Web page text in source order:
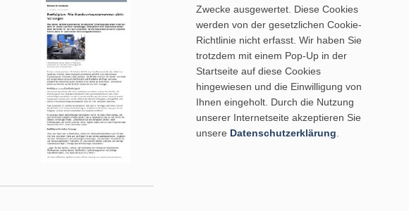
Zwecke ausgewertet. Diese Cookies
werden von der gesetzlichen Cookie-
Richtlinie nicht erfasst. Wir haben Sie
trotzdem mit einem Pop-Up in der
Startseite auf diese Cookies
hingewiesen und die Einwilligung von
Ihnen eingeholt. Durch die Nutzung
unserer Internetseite akzeptieren Sie
unsere Datenschutzerklärung